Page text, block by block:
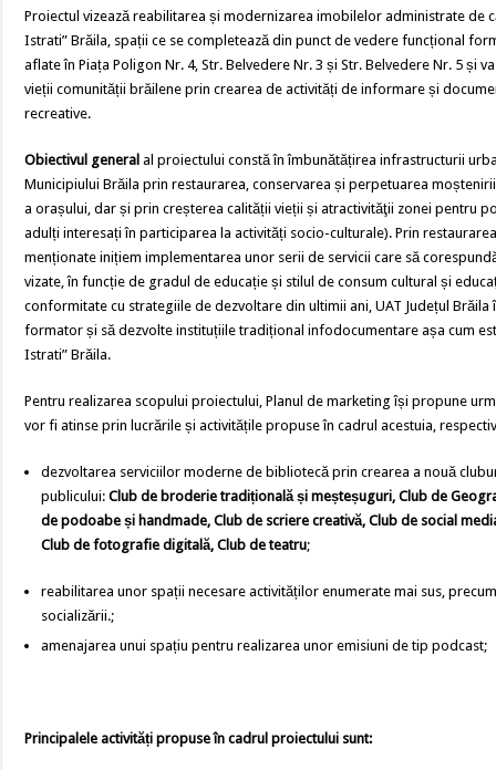
Proiectul vizează reabilitarea și modernizarea imobilelor administrate de
Istrati” Brăila, spații ce se completează din punct de vedere funcțional
aflate în Piața Poligon Nr. 4, Str. Belvedere Nr. 3 și Str. Belvedere Nr. 5 și
vieții comunității brăilene prin crearea de activități de informare și
recreative.
Obiectivul generalal proiectului constă în îmbunătățirea infrastructurii
Municipiului Brăila prin restaurarea, conservarea și perpetuarea
a orașului, dar și prin creșterea calității vieții și atractivităţii zonei pentru
adulți interesați în participarea la activități socio-culturale). Prin
menționate inițiem implementarea unor serii de servicii care să
vizate, în funcție de gradul de educație și stilul de consum cultural și
conformitate cu strategiile de dezvoltare din ultimii ani, UAT Județul
formator și să dezvolte instituțiile tradițional infodocumentare așa cum
Istrati” Brăila.
Pentru realizarea scopului proiectului, Planul de marketing își propune
vor fi atinse prin lucrările și activitățile propuse în cadrul acestuia,
dezvoltarea serviciilor moderne de bibliotecă prin crearea a nouă
publicului:Club de broderie tradițională și meșteșuguri, Club de
de podoabe și handmade, Club de scriere creativă, Club de social
Club de fotografie digitală, Club de teatru;
reabilitarea unor spații necesare activităților enumerate mai sus,
socializării.;
amenajarea unui spațiu pentru realizarea unor emisiuni de tip podcast;
Principalele activități propuse în cadrul proiectului sunt: